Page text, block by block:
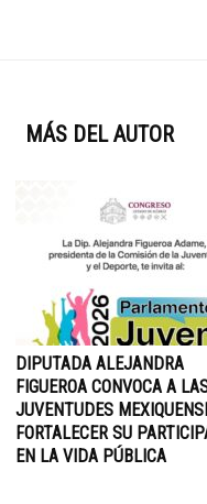
MÁS DEL AUTOR
DIPUTADA ALEJANDRA
FIGUEROA CONVOCA A
JUVENTUDES
FORTALECER SU
EN LA VIDA PÚBLICA